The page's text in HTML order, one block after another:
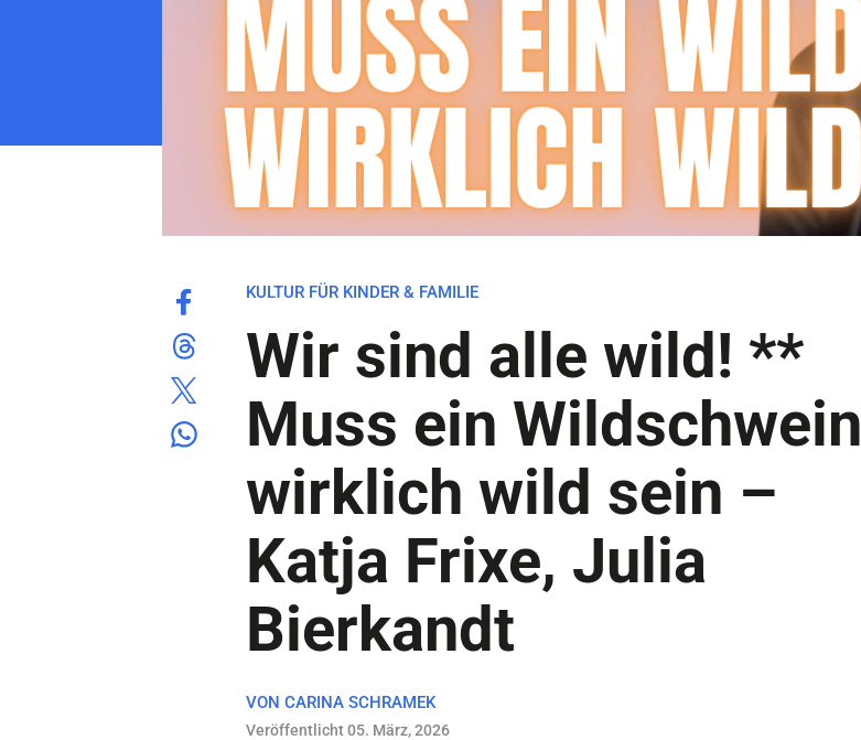
KULTUR FÜR KINDER & FAMILIE
Wir sind alle wild! **
Muss ein Wildschwein
wirklich wild sein –
Katja Frixe, Julia
Bierkandt
VON CARINA SCHRAMEK
Veröffentlicht 05. März, 2026